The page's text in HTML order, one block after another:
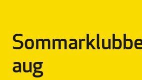
Kalendarium
aug